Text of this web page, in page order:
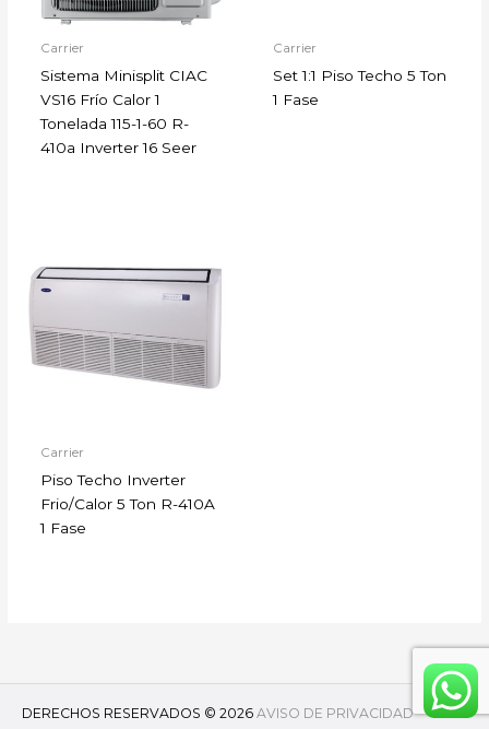
Carrier
Sistema Minisplit CIAC
VS16 Frío Calor 1
Tonelada 115-1-60 R-
410a Inverter 16 Seer
Carrier
Set 1:1 Piso Techo 5 Ton
1 Fase
Carrier
Piso Techo Inverter
Frio/Calor 5 Ton R-410A
1 Fase
DERECHOS RESERVADOS © 2026 AVISO DE PRIVACIDAD